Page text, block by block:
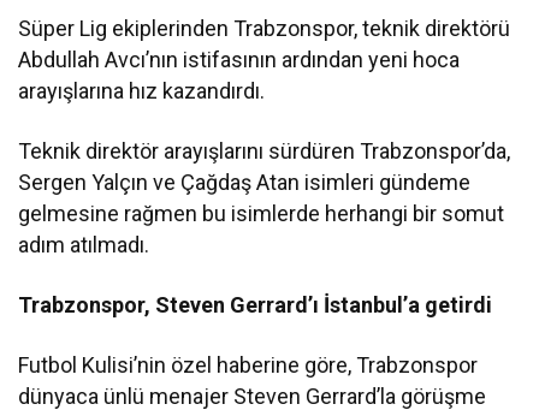
Süper Lig ekiplerinden Trabzonspor, teknik direktörü
Abdullah Avcı’nın istifasının ardından yeni hoca
arayışlarına hız kazandırdı.
Teknik direktör arayışlarını sürdüren Trabzonspor’da,
Sergen Yalçın ve Çağdaş Atan isimleri gündeme
gelmesine rağmen bu isimlerde herhangi bir somut
adım atılmadı.
Trabzonspor, Steven Gerrard’ı İstanbul’a getirdi
Futbol Kulisi’nin özel haberine göre, Trabzonspor
dünyaca ünlü menajer Steven Gerrard’la görüşme